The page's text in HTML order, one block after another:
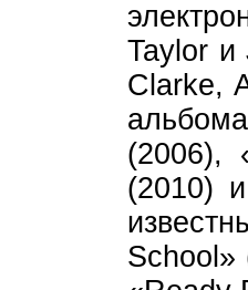
Taylor и
Clarke,
(2006),
(2010)
School»